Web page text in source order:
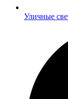
Уличные